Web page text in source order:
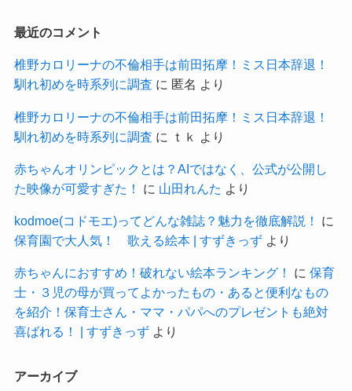
最近のコメント
椎野カロリーナの不倫相手は前田拓摩！ミス日本辞退！
馴れ初めを時系列に調査 に 匿名 より
椎野カロリーナの不倫相手は前田拓摩！ミス日本辞退！
馴れ初めを時系列に調査 に ｔｋ より
赤ちゃんオリンピックとは？AIではなく、公式が公開し
た映像が可愛すぎた！
に 山田れんた より
kodmoe(コドモエ)ってどんな雑誌？魅力を徹底解説！
に
保育園で大人気！ 歌える絵本 | すずきっずより
赤ちゃんにおすすめ！破れない絵本ランキング！ に 保育
士・３児の母が買ってよかったもの・あると便利なもの
を紹介！保育士さん・ママ・パパへのプレゼントも絶対
喜ばれる！ | すずきっずより
アーカイブ